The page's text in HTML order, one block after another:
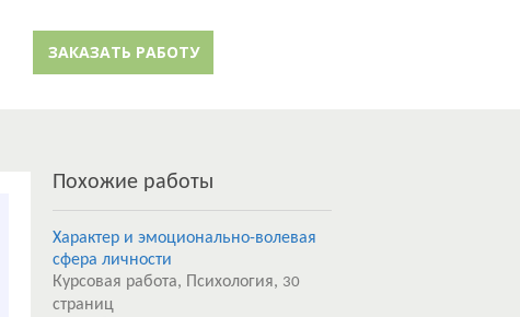
ЗАКАЗАТЬ РАБОТУ
Похожие работы
Характер и эмоционально-волевая
сфера личности
Курсовая работа, Психология, 30
страниц